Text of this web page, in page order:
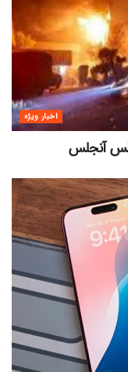
اخبار ویژه
لس آنجلس